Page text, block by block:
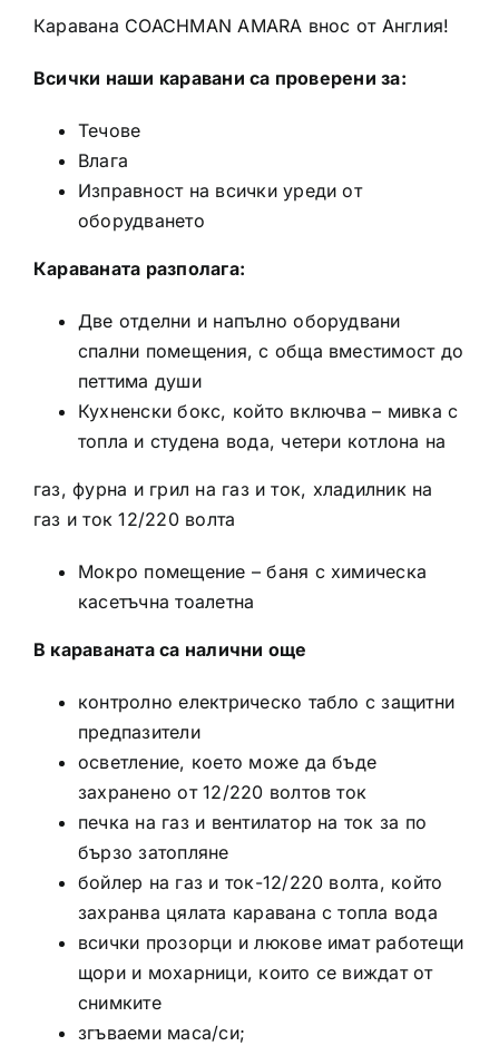
Каравана COACHMAN AMARA внос от Англия!
Всички наши каравани са проверени за:
Течове
Влага
Изправност на всички уреди от
оборудването
Караваната разполага:
Две отделни и напълно оборудвани
спални помещения, с обща вместимост до
петтима души
Кухненски бокс, който включва – мивка с
топла и студена вода, четери котлона на
газ, фурна и грил на газ и ток, хладилник на
газ и ток 12/220 волта
Мокро помещение – баня с химическа
касетъчна тоалетна
В караваната са налични още
контролно електрическо табло с защитни
предпазители
осветление, което може да бъде
захранено от 12/220 волтов ток
печка на газ и вентилатор на ток за по
бързо затопляне
бойлер на газ и ток-12/220 волта, който
захранва цялата каравана с топла вода
всички прозорци и люкове имат работещи
щори и мохарници, които се виждат от
снимките
згъваеми маса/си;